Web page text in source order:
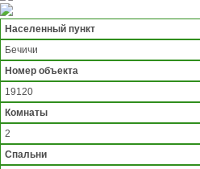
Населенный пункт
Бечичи
Номер объекта
19120
Комнаты
2
Спальни